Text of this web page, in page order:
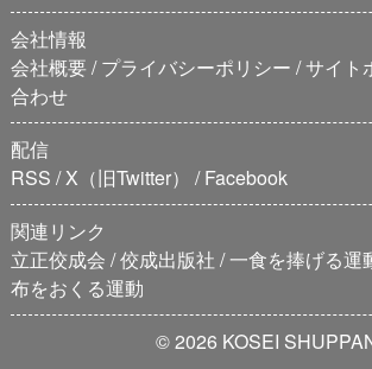
会社情報
会社概要 プライバシーポリシー サイト
合わせ
配信
RSS
X（旧Twitter）
Facebook
関連リンク
立正佼成会 佼成出版社 一食を捧げる運
布をおくる運動
© 2026 KOSEI